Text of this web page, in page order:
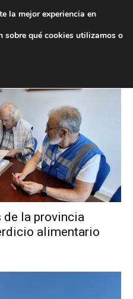
la provincia
alimentario
la mejor experiencia en
sobre qué cookies utilizamos o